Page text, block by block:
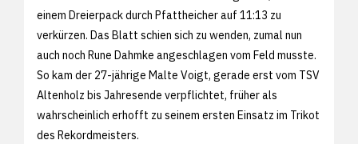
einem Dreierpack durch Pfattheicher auf 11:13 zu
verkürzen. Das Blatt schien sich zu wenden, zumal nun
auch noch Rune Dahmke angeschlagen vom Feld musste.
So kam der 27-jährige Malte Voigt, gerade erst vom TSV
Altenholz bis Jahresende verpflichtet, früher als
wahrscheinlich erhofft zu seinem ersten Einsatz im Trikot
des Rekordmeisters.